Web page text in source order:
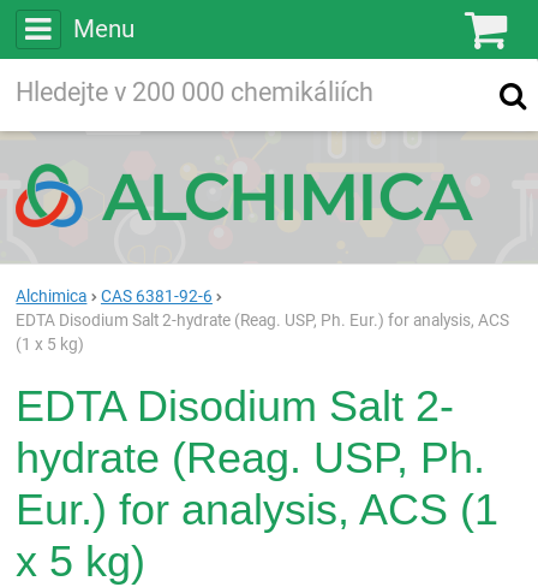
Menu
Vyhledávání
Alchimica
CAS 6381-92-6
EDTA Disodium Salt 2-hydrate (Reag. USP, Ph. Eur.) for analysis, ACS
(1 x 5 kg)
EDTA Disodium Salt 2-
hydrate (Reag. USP, Ph.
Eur.) for analysis, ACS (1
x 5 kg)